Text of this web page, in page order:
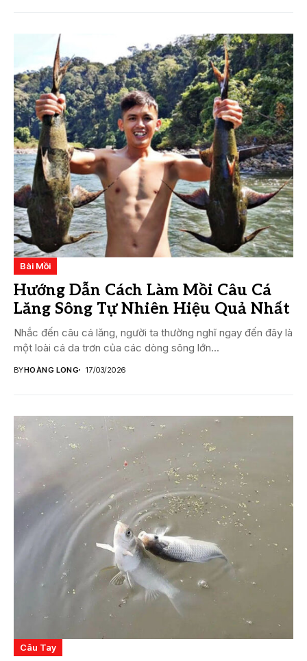
Bài Mồi
Hướng Dẫn Cách Làm Mồi Câu Cá
Lăng Sông Tự Nhiên Hiệu Quả Nhất
Nhắc đến câu cá lăng, người ta thường nghĩ ngay đến đây là
một loài cá da trơn của các dòng sông lớn...
BYHOÀNG LONG 17/03/2026
Câu Tay